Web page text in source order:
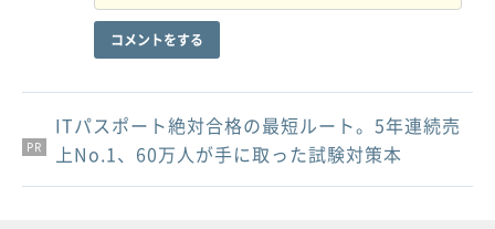
コメントをする
PR
PR
PR
ITパスポート絶対合格の最短ルート。5年連続売
上No.1、60万人が手に取った試験対策本